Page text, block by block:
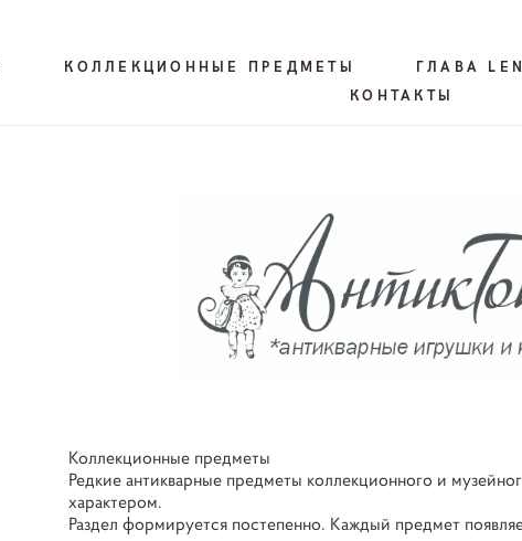
КОЛЛЕКЦИОННЫЕ ПРЕДМЕТЫ ГЛАВА
КОНТАКТЫ
Коллекционные предметы
Редкие антикварные предметы коллекционного и
характером.
Раздел формируется постепенно. Каждый предмет